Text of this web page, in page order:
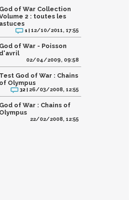
God of War Collection
2 : toutes les
astuces
1 |12/10/2011, 17:55
God of War - Poisson
d'avril
02/04/2009, 09:58
Test God of War : Chains
of Olympus
32 | 26/03/2008, 12:55
God of War : Chains of
Olympus
22/02/2008, 12:55